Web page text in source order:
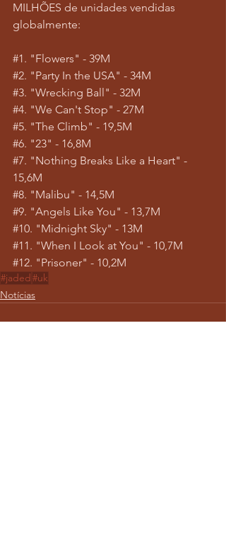
MILHÕES de unidades vendidas
globalmente:
#1. "Flowers" - 39M
#2. "Party In the USA" - 34M
#3. "Wrecking Ball" - 32M
#4. "We Can't Stop" - 27M
#5. "The Climb" - 19,5M
#6. "23" - 16,8M
#7. "Nothing Breaks Like a Heart" -
15,6M
#8. "Malibu" - 14,5M
#9. "Angels Like You" - 13,7M
#10. "Midnight Sky" - 13M
#11. "When I Look at You" - 10,7M
#12. "Prisoner" - 10,2M
#jaded#uk
Notícias